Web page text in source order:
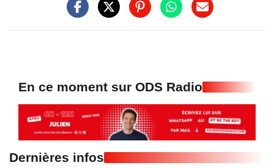
En ce moment sur ODS Radio
Dernières infos